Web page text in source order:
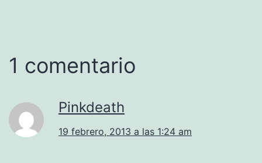
1 comentario
Pinkdeath
19 febrero, 2013 a las 1:24 am